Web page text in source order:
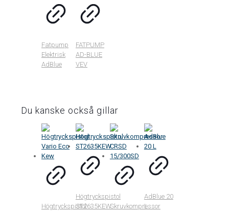
Fatpump
Elektrisk
AdBlue
FATPUMP
AD-BLUE
VEV
Du kanske också gillar
Högtryckspistol
Högtryckspistol
ST2635KEWSkruvkompressor
AdBlue 20
L